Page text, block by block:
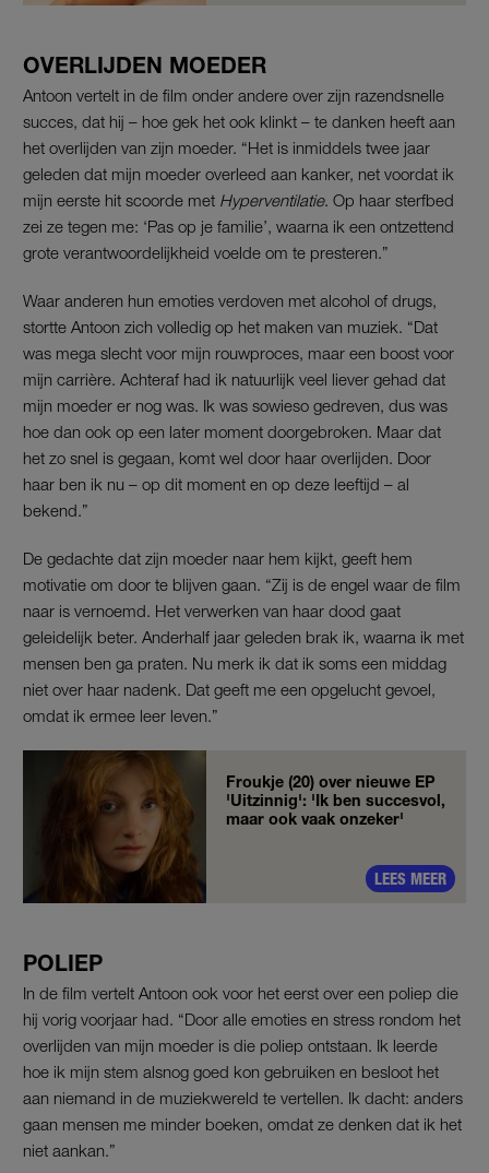
OVERLIJDEN MOEDER
Antoon vertelt in de film onder andere over zijn razendsnelle
succes, dat hij – hoe gek het ook klinkt – te danken heeft aan
het overlijden van zijn moeder. “Het is inmiddels twee jaar
geleden dat mijn moeder overleed aan kanker, net voordat ik
mijn eerste hit scoorde met Hyperventilatie. Op haar sterfbed
zei ze tegen me: ‘Pas op je familie’, waarna ik een ontzettend
grote verantwoordelijkheid voelde om te presteren.”
Waar anderen hun emoties verdoven met alcohol of drugs,
stortte Antoon zich volledig op het maken van muziek. “Dat
was mega slecht voor mijn rouwproces, maar een boost voor
mijn carrière. Achteraf had ik natuurlijk veel liever gehad dat
mijn moeder er nog was. Ik was sowieso gedreven, dus was
hoe dan ook op een later moment doorgebroken. Maar dat
het zo snel is gegaan, komt wel door haar overlijden. Door
haar ben ik nu – op dit moment en op deze leeftijd – al
bekend.”
De gedachte dat zijn moeder naar hem kijkt, geeft hem
motivatie om door te blijven gaan. “Zij is de engel waar de film
naar is vernoemd. Het verwerken van haar dood gaat
geleidelijk beter. Anderhalf jaar geleden brak ik, waarna ik met
mensen ben ga praten. Nu merk ik dat ik soms een middag
niet over haar nadenk. Dat geeft me een opgelucht gevoel,
omdat ik ermee leer leven.”
Froukje (20) over nieuwe EP
'Uitzinnig': 'Ik ben succesvol,
maar ook vaak onzeker'
LEES MEER
POLIEP
In de film vertelt Antoon ook voor het eerst over een poliep die
hij vorig voorjaar had. “Door alle emoties en stress rondom het
overlijden van mijn moeder is die poliep ontstaan. Ik leerde
hoe ik mijn stem alsnog goed kon gebruiken en besloot het
aan niemand in de muziekwereld te vertellen. Ik dacht: anders
gaan mensen me minder boeken, omdat ze denken dat ik het
niet aankan.”